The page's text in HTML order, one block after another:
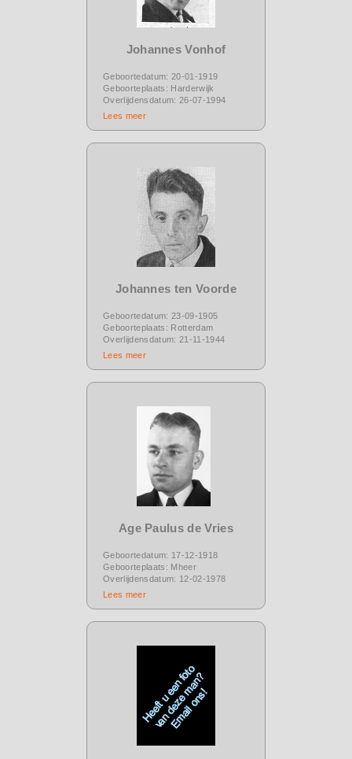
Johannes Vonhof
Geboortedatum: 20-01-1919
Geboorteplaats: Harderwijk
Overlijdensdatum: 26-07-1994
Lees meer
Johannes ten Voorde
Geboortedatum: 23-09-1905
Geboorteplaats: Rotterdam
Overlijdensdatum: 21-11-1944
Lees meer
Age Paulus de Vries
Geboortedatum: 17-12-1918
Geboorteplaats: Mheer
Overlijdensdatum: 12-02-1978
Lees meer